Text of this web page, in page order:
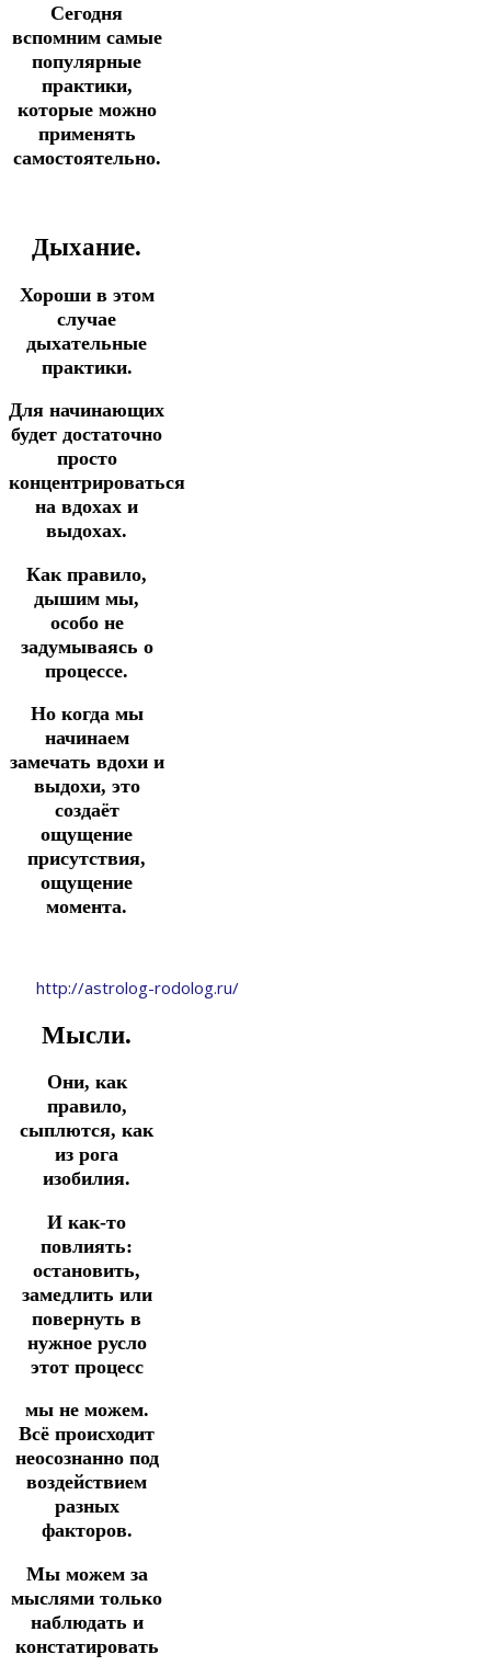
Сегодня
вспомним самые
популярные
практики,
которые можно
применять
самостоятельно.
Дыхание.
Хороши в этом
случае
дыхательные
практики.
Для начинающих
будет достаточно
просто
концентрироваться
на вдохах и
выдохах.
Как правило,
дышим мы,
особо не
задумываясь о
процессе.
Но когда мы
начинаем
замечать вдохи и
выдохи, это
создаёт
ощущение
присутствия,
ощущение
момента.
http://astrolog-rodolog.ru/
Мысли.
Они, как
правило,
сыплются, как
из рога
изобилия.
И как-то
повлиять:
остановить,
замедлить или
повернуть в
нужное русло
этот процесс
мы не можем.
Всё происходит
неосознанно под
воздействием
разных
факторов.
Мы можем за
мыслями только
наблюдать и
констатировать